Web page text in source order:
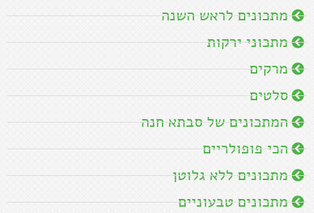
מתכונים לראש השנה
מתכוני ירקות
מרקים
סלטים
המתכונים של סבתא חנה
הכי פופולריים
מתכונים ללא גלוטן
מתכונים טבעוניים